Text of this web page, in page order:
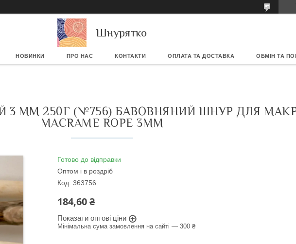
Шнурятко
НОВИНКИ ПРО НАС КОНТАКТИ ОПЛАТА ТА ДОСТАВКА ОБМІН ТА
3 ММ 250Г (№756) БАВОВНЯНИЙ ШНУР ДЛЯ
MACRAME ROPE 3MM
Готово до відправки
Оптом і в роздріб
Код: 363756
184,60 ₴
Показати оптові ціни
Мінімальна сума замовлення на сайті — 300 ₴